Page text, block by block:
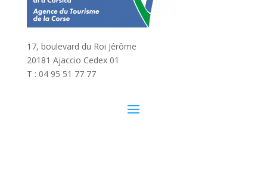
17, boulevard du Roi Jérôme
20181 Ajaccio Cedex 01
T : 04 95 51 77 77